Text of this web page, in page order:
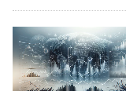
區